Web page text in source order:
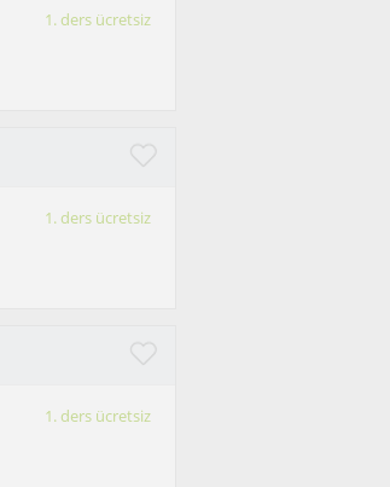
1. ders ücretsiz
1. ders ücretsiz
1. ders ücretsiz